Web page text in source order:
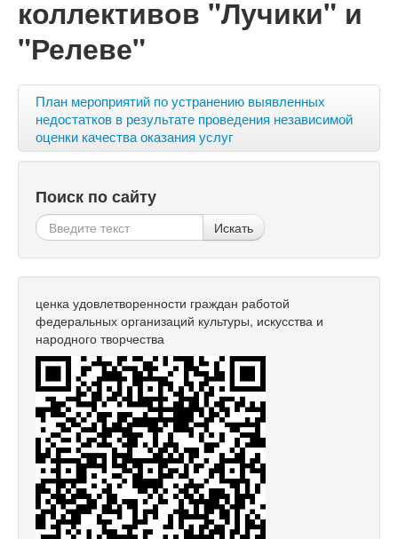
коллективов "Лучики" и
"Релеве"
План мероприятий по устранению выявленных
недостатков в результате проведения независимой
оценки качества оказания услуг
Поиск по сайту
Искать
ценка удовлетворенности граждан работой
федеральных организаций культуры, искусства и
народного творчества